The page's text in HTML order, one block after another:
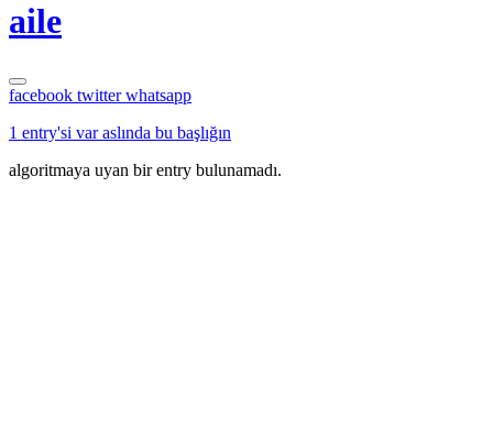
aile
facebook twitterwhatsapp
1 entry'si var aslında bu başlığın
algoritmaya uyan bir entry bulunamadı.